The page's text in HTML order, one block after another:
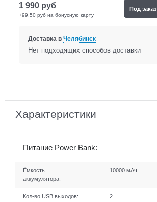
1 990 руб
+99,50 руб на бонусную карту
Под заказ
Доставка в Челябинск
Нет подходящих способов доставки
Характеристики
Питание Power Bank:
Ёмкость
аккумулятора:
10000 мАч
Кол-во USB выходов: 2